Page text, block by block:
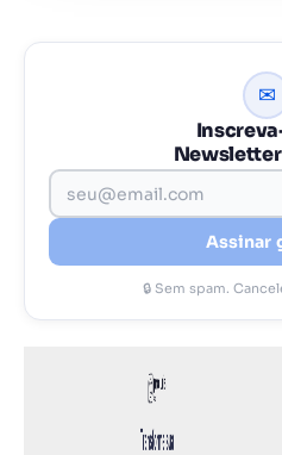
✉
Assinar
🔒 Sem spam.